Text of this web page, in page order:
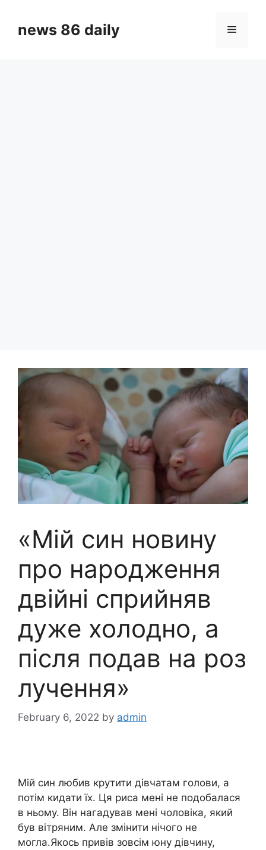
contentnews 86 daily Menu
«Мій син новину
про народження
двійні сприйняв
дуже холодно, а
після подав на роз
лучення»
February 6, 2022 by admin
Мій син любив крутити дівчатам голови, а
потім кидати їх. Ця риса мені не подобалася
в ньому. Він нагадував мені чоловіка, який
був вітряним. Але змінити нічого не
могла.Якось привів зовсім юну дівчину,